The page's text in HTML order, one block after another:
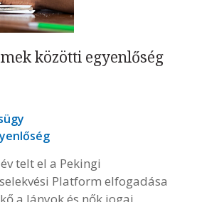
közötti egyenlőség
telt el a Pekingi
Platform elfogadása